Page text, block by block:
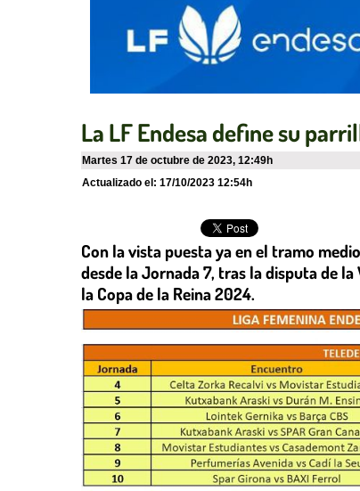
La LF Endesa define su
martes 17 de octubre de 2023, 12:49h
Actualizado el: 17/10/2023 12:54h
Con la vista puesta ya en el tramo
desde la Jornada 7, tras la disputa de
la Copa de la Reina 2024.